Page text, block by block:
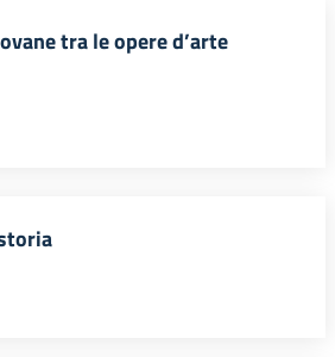
tra le opere d’arte